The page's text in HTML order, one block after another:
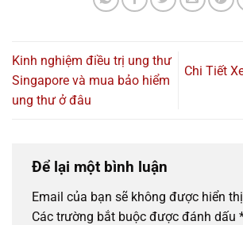
Kinh nghiệm điều trị ung thư
Singapore và mua bảo hiểm
ung thư ở đâu
Chi Tiết
Để lại một bình luận
Email của bạn sẽ không được hiển
Các trường bắt buộc được đánh dấu